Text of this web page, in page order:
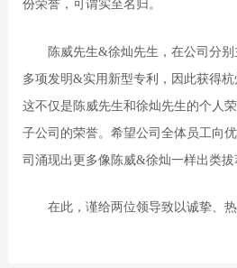
份荣誉，可谓实至名归。
陈威先生&徐灿先生 ，在公司 分别
多项发明&实用新型专利 ， 因此获得
这不仅是陈威先生和徐灿先生的个人
子公司的荣誉。希望公司全体员工向
司涌现出更多像陈威&徐灿一样出类拔
在此，谨给两位领导致以诚挚、热